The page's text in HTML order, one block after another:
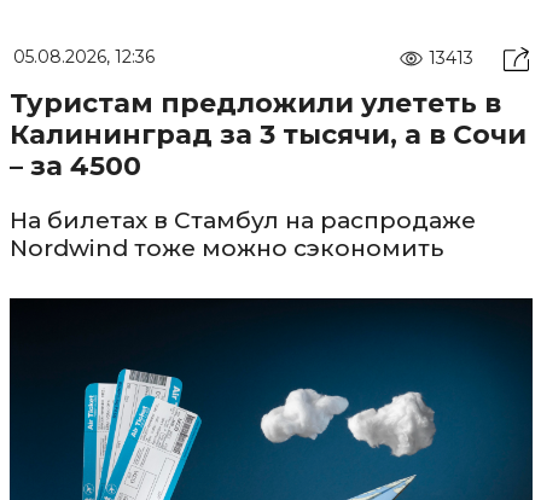
05.08.2026, 12:36 13413
Туристам предложили улететь в
Калининград за 3 тысячи, а в Сочи
– за 4500
На билетах в Стамбул на распродаже
Nordwind тоже можно сэкономить